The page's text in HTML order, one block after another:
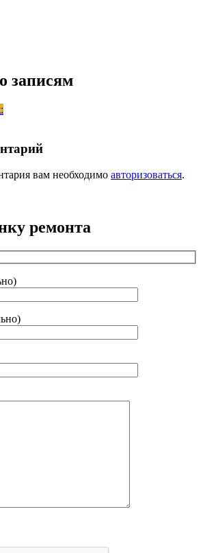
записям
вам необходимо авторизоваться.
ремонта